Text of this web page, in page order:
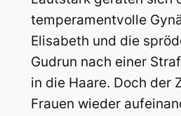
temperamentvolle
Elisabeth und die
Gudrun nach einer
in die Haare. Doch der
Frauen wieder